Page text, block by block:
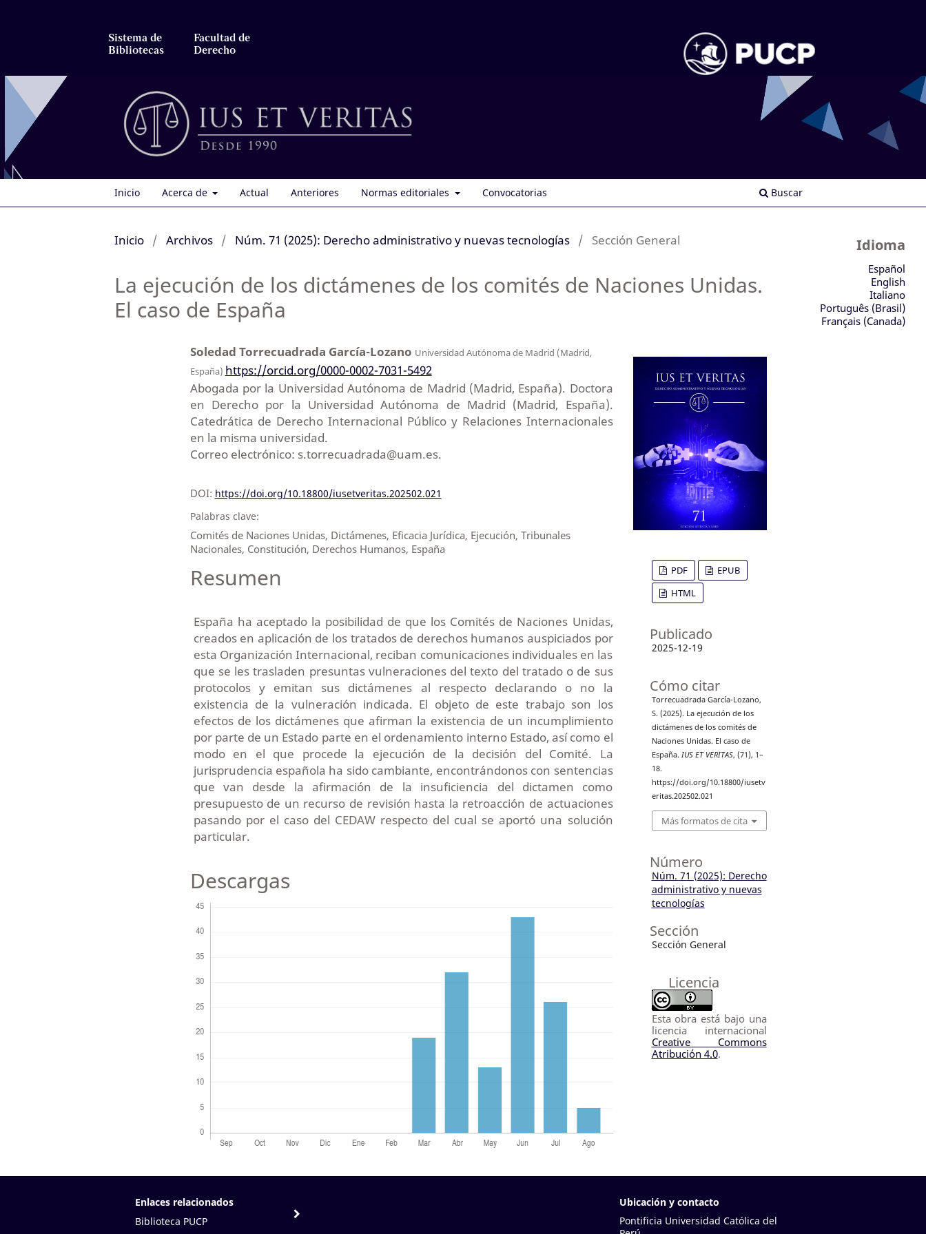
Sistema de
Bibliotecas
Facultad de
Derecho
Inicio Acerca de Actual Anteriores Normas editoriales Convocatorias Buscar
Inicio / Archivos / Núm. 71 (2025): Derecho administrativo y nuevas tecnologías / Sección General
La ejecución de los dictámenes de los comités de Naciones Unidas.
El caso de España
Soledad Torrecuadrada García-Lozano Universidad Autónoma de Madrid (Madrid,
España) https://orcid.org/0000-0002-7031-5492
Abogada por la Universidad Autónoma de Madrid (Madrid, España). Doctora
en Derecho por la Universidad Autónoma de Madrid (Madrid, España).
Catedrática de Derecho Internacional Público y Relaciones Internacionales
en la misma universidad.
Correo electrónico: s.torrecuadrada@uam.es.
DOI: https://doi.org/10.18800/iusetveritas.202502.021
Palabras clave:
Comités de Naciones Unidas, Dictámenes, Eficacia Jurídica, Ejecución, Tribunales
Nacionales, Constitución, Derechos Humanos, España
Resumen
España ha aceptado la posibilidad de que los Comités de Naciones Unidas,
creados en aplicación de los tratados de derechos humanos auspiciados por
esta Organización Internacional, reciban comunicaciones individuales en las
que se les trasladen presuntas vulneraciones del texto del tratado o de sus
protocolos y emitan sus dictámenes al respecto declarando o no la
existencia de la vulneración indicada. El objeto de este trabajo son los
efectos de los dictámenes que afirman la existencia de un incumplimiento
por parte de un Estado parte en el ordenamiento interno Estado, así como el
modo en el que procede la ejecución de la decisión del Comité. La
jurisprudencia española ha sido cambiante, encontrándonos con sentencias
que van desde la afirmación de la insuficiencia del dictamen como
presupuesto de un recurso de revisión hasta la retroacción de actuaciones
pasando por el caso del CEDAW respecto del cual se aportó una solución
particular.
Descargas
PDF
EPUB
HTML
Publicado
2025-12-19
Cómo citar
Torrecuadrada García-Lozano,
S. (2025). La ejecución de los
dictámenes de los comités de
Naciones Unidas. El caso de
España. IUS ET VERITAS, (71), 1–
18.
https://doi.org/10.18800/iusetv
eritas.202502.021
Más formatos de cita
Número
Núm. 71 (2025): Derecho
administrativo y nuevas
tecnologías
Sección
Sección General
Licencia
Esta obra está bajo una
licencia internacional
Creative Commons
Atribución 4.0.
Idioma
Español
English
Italiano
Português (Brasil)
Français (Canada)
Enlaces relacionados
Biblioteca PUCP
Ubicación y contacto
Pontificia Universidad Católica del